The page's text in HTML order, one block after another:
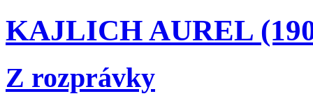
KAJLICH AUREL
Z rozprávky